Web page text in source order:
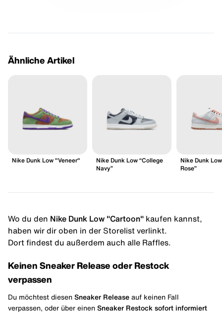
Ähnliche Artikel
Nike Dunk Low "Veneer"
Nike Dunk Low “College
Navy”
Nike Dunk
Rose”
Wo du den Nike Dunk Low "Cartoon" kaufen kannst,
haben wir dir oben in der Storelist verlinkt.
Dort findest du außerdem auch alle Raffles.
Keinen Sneaker Release oder Restock
verpassen
Du möchtest diesen Sneaker Release auf keinen Fall
verpassen, oder über einen Sneaker Restock sofort informiert